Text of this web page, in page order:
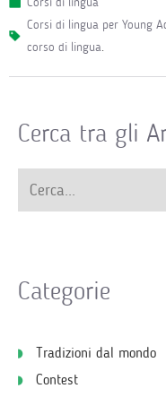
corsi di lingua per Young
corso di lingua.
Cerca tra gli
Categorie
Tradizioni dal mondo
Contest